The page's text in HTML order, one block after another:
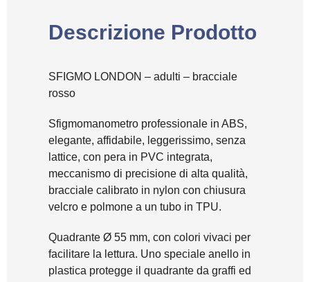
Descrizione Prodotto
SFIGMO LONDON – adulti – bracciale
rosso
Sfigmomanometro professionale in ABS,
elegante, affidabile, leggerissimo, senza
lattice, con pera in PVC integrata,
meccanismo di precisione di alta qualità,
bracciale calibrato in nylon con chiusura
velcro e polmone a un tubo in TPU.
Quadrante Ø 55 mm, con colori vivaci per
facilitare la lettura. Uno speciale anello in
plastica protegge il quadrante da graffi ed